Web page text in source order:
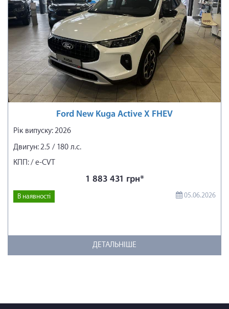
Ford New Kuga Active X FHEV
Рік випуску: 2026
Двигун: 2.5 / 180 л.с.
КПП: / e-CVT
1 883 431 грн*
В наявності 05.06.2026
ДЕТАЛЬНІШЕ